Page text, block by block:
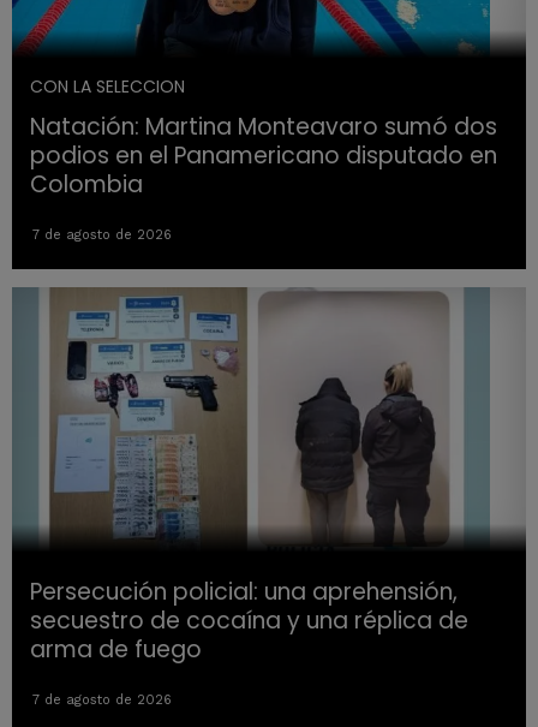
CON LA SELECCION
Natación: Martina Monteavaro sumó dos
podios en el Panamericano disputado en
Colombia
7 de agosto de 2026
Persecución policial: una aprehensión,
secuestro de cocaína y una réplica de
arma de fuego
7 de agosto de 2026